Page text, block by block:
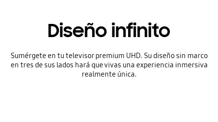
Diseño infinito
Sumérgete en tu televisor premium UHD. Su diseño sin marco
en tres de sus lados hará que vivas una experiencia inmersiva
realmente única.